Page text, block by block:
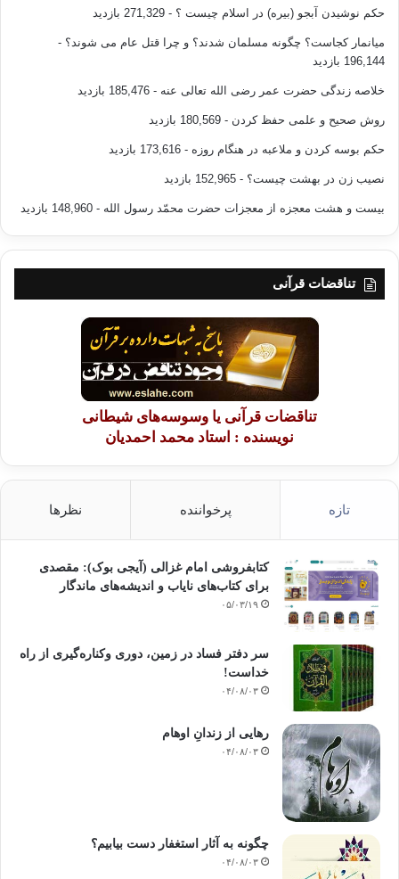
حکم نوشیدن آبجو (بیره) در اسلام چیست ؟ - 271,329 بازدید
میانمار کجاست؟ چگونه مسلمان شدند؟ و چرا قتل عام می شوند؟ -
196,144 بازدید
خلاصه زندگی حضرت عمر رضی الله تعالی عنه - 185,476 بازدید
روش صحیح و علمی حفظ کردن - 180,569 بازدید
حکم بوسه کردن و ملاعبه در هنگام روزه - 173,616 بازدید
نصیب زن در بهشت چیست؟ - 152,965 بازدید
بیست و هشت معجزه از معجزات حضرت محمّد رسول الله - 148,960 بازدید
تناقضات قرآنی
تناقضات قرآنی یا وسوسه‌های شیطانی
نویسنده : استاد محمد احمدیان
تازه پرخواننده نظرها
کتابفروشی امام غزالی (آیجی بوک): مقصدی
برای کتاب‌های نایاب و اندیشه‌های ماندگار
۰۵/۰۳/۱۹
سر دفتر فساد در زمین‌، دوری وکناره‌گیری از راه
خداست‌!
۰۴/۰۸/۰۳
رهایی از زندانِ اوهام
۰۴/۰۸/۰۳
چگونه به آثار استغفار دست بیابیم؟
۰۴/۰۸/۰۳